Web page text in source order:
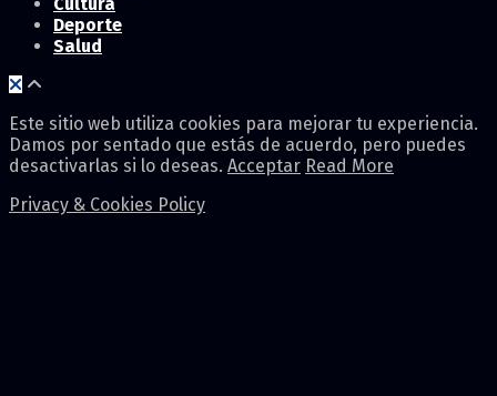
Deporte
Salud
Este sitio web utiliza cookies para mejorar tu experiencia.
Damos por sentado que estás de acuerdo, pero puedes
desactivarlas si lo deseas. Acceptar Read More
Privacy & Cookies Policy